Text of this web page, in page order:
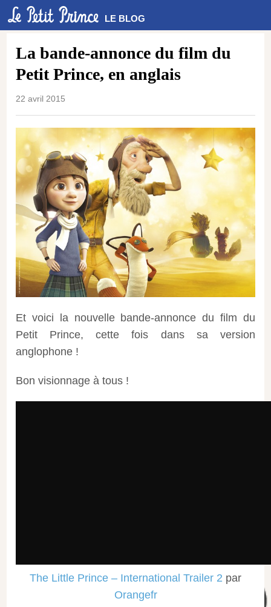
LE BLOG
La bande-annonce du film du
Petit Prince, en anglais
22 avril 2015
Et voici la nouvelle bande-annonce du film du
Petit Prince, cette fois dans sa version
anglophone !
Bon visionnage à tous !
The Little Prince – International Trailer 2 par
Orangefr